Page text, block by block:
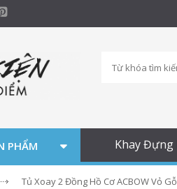
PHẨM Khay Đựng
Tủ Xoay 2 Đồng Hồ Cơ ACBOW Vỏ